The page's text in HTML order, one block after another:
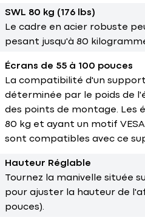
SWL 80 kg (176 lbs)
Le cadre en acier robuste
pesant jusqu'à 80
Écrans de 55 à 100 pouces
La compatibilité d'un
déterminée par le poids de
des points de montage. Les
80 kg et ayant un motif
sont compatibles avec ce
Hauteur Réglable
Tournez la manivelle située
pour ajuster la hauteur de
pouces).